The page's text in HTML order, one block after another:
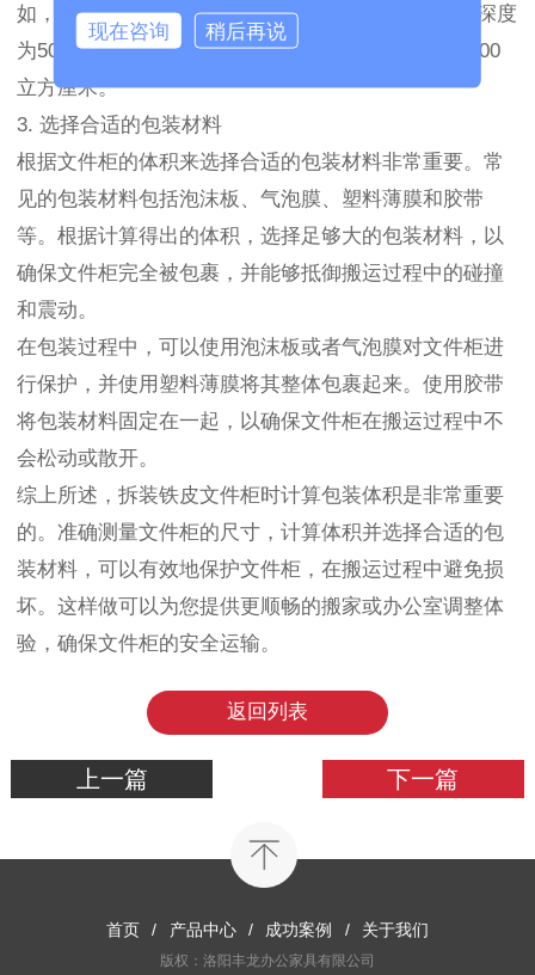
如，如果文件柜的高度为120厘米，宽度为80厘米，深度
为50厘米，则体积为120cm × 80cm × 50cm = 480,000
立方厘米。
3. 选择合适的包装材料
根据文件柜的体积来选择合适的包装材料非常重要。常
见的包装材料包括泡沫板、气泡膜、塑料薄膜和胶带
等。根据计算得出的体积，选择足够大的包装材料，以
确保文件柜完全被包裹，并能够抵御搬运过程中的碰撞
和震动。
在包装过程中，可以使用泡沫板或者气泡膜对文件柜进
行保护，并使用塑料薄膜将其整体包裹起来。使用胶带
将包装材料固定在一起，以确保文件柜在搬运过程中不
会松动或散开。
综上所述，拆装铁皮文件柜时计算包装体积是非常重要
的。准确测量文件柜的尺寸，计算体积并选择合适的包
装材料，可以有效地保护文件柜，在搬运过程中避免损
坏。这样做可以为您提供更顺畅的搬家或办公室调整体
验，确保文件柜的安全运输。
返回列表
上一篇 下一篇
首页 / 产品中心 / 成功案例 / 关于我们
版权：洛阳丰龙办公家具有限公司
现在咨询 稍后再说